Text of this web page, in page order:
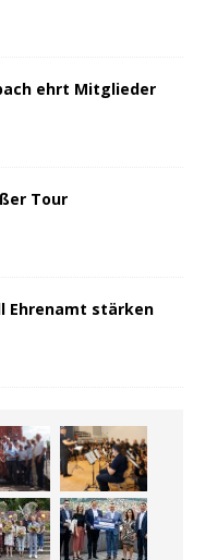
ehrt Mitglieder
Tour
Ehrenamt stärken